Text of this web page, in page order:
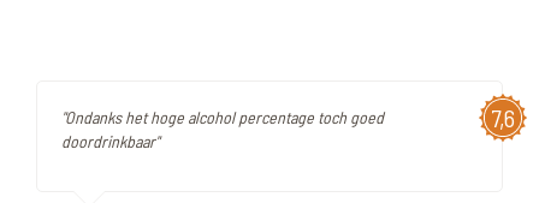
7,6
"Ondanks het hoge alcohol percentage toch goed
doordrinkbaar"